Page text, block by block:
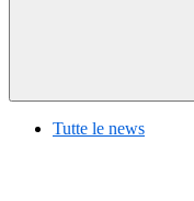
Tutte le news